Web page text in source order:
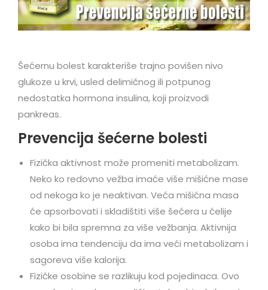
Šećernu bolest karakteriše trajno povišen nivo
glukoze u krvi, usled delimičnog ili potpunog
nedostatka hormona insulina, koji proizvodi
pankreas.
Prevencija šećerne bolesti
Fizička aktivnost može promeniti metabolizam.
Neko ko redovno vežba imaće više mišićne mase
od nekoga ko je neaktivan. Veća mišićna masa
će apsorbovati i skladištiti više šećera u ćelije
kako bi bila spremna za više vežbanja. Aktivnija
osoba ima tendenciju da ima veći metabolizam i
sagoreva više kalorija.
Fizičke osobine se razlikuju kod pojedinaca. Ovo